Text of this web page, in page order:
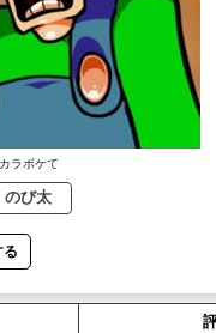
ラボケて
のび太
る